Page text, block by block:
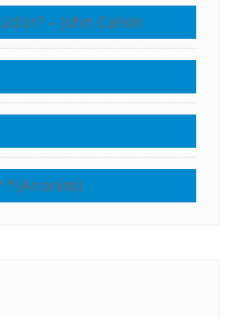
– John Calvin
*(Anonim)